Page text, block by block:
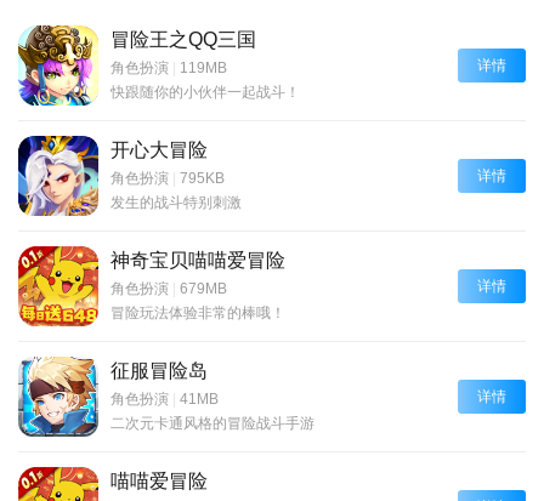
冒险王之QQ三国
角色扮演 | 119MB
快跟随你的小伙伴一起战斗！
详情
开心大冒险
角色扮演 | 795KB
发生的战斗特别刺激
详情
神奇宝贝喵喵爱冒险
角色扮演 | 679MB
冒险玩法体验非常的棒哦！
详情
征服冒险岛
角色扮演 | 41MB
二次元卡通风格的冒险战斗手游
详情
喵喵爱冒险